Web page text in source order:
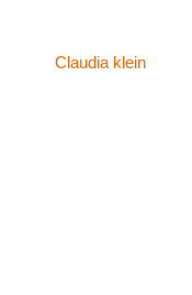
Claudia klein